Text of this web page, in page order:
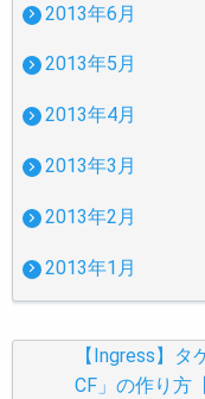
2013年6月
2013年5月
2013年4月
2013年3月
2013年2月
2013年1月
【Ingress】
CF」の作り方